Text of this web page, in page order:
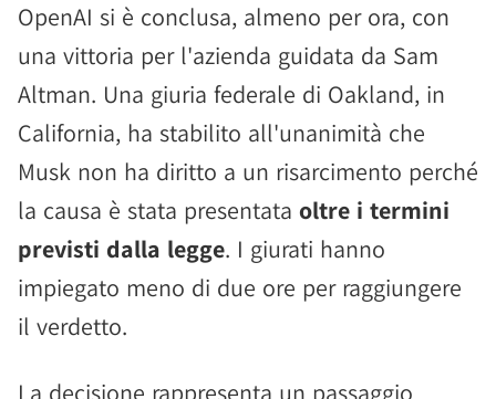
OpenAI si è conclusa, almeno per ora, con
una vittoria per l'azienda guidata da Sam
Altman. Una giuria federale di Oakland, in
California, ha stabilito all'unanimità che
Musk non ha diritto a un risarcimento perché
la causa è stata presentata oltre i termini
previsti dalla legge. I giurati hanno
impiegato meno di due ore per raggiungere
il verdetto.
La decisione rappresenta un passaggio